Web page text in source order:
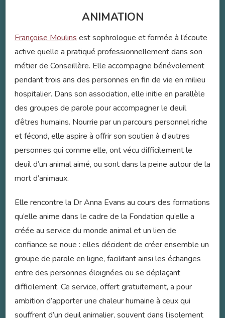
ANIMATION
Françoise Moulins est sophrologue et formée à l’écoute
active quelle a pratiqué professionnellement dans son
métier de Conseillère. Elle accompagne bénévolement
pendant trois ans des personnes en fin de vie en milieu
hospitalier. Dans son association, elle initie en parallèle
des groupes de parole pour accompagner le deuil
d’êtres humains. Nourrie par un parcours personnel riche
et fécond, elle aspire à offrir son soutien à d’autres
personnes qui comme elle, ont vécu difficilement le
deuil d’un animal aimé, ou sont dans la peine autour de la
mort d’animaux.
Elle rencontre la Dr Anna Evans au cours des formations
qu’elle anime dans le cadre de la Fondation qu’elle a
créée au service du monde animal et un lien de
confiance se noue : elles décident de créer ensemble un
groupe de parole en ligne, facilitant ainsi les échanges
entre des personnes éloignées ou se déplaçant
difficilement. Ce service, offert gratuitement, a pour
ambition d’apporter une chaleur humaine à ceux qui
souffrent d’un deuil animalier, souvent dans l’isolement